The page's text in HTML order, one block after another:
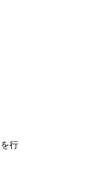
行